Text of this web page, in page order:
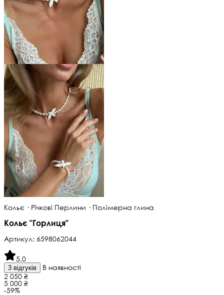
Кольє · Річкові Перлини · Полімерна глина
Кольє "Горлиця"
Артикул: 6598062044
5.0
3 відгуків
В наявності
2 050 ₴
5 000 ₴
-59%